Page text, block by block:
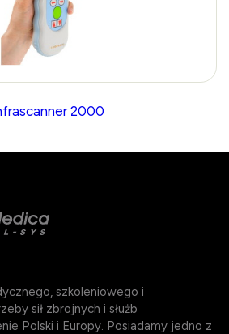
2000
szkoleniowego i
sił zbrojnych i służb
Polski i Europy. Posiadamy jedno z